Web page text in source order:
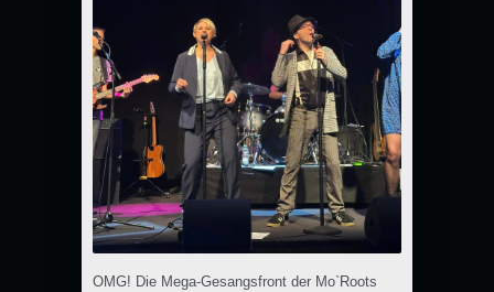
OMG! Die Mega-Gesangsfront der Mo`Roots